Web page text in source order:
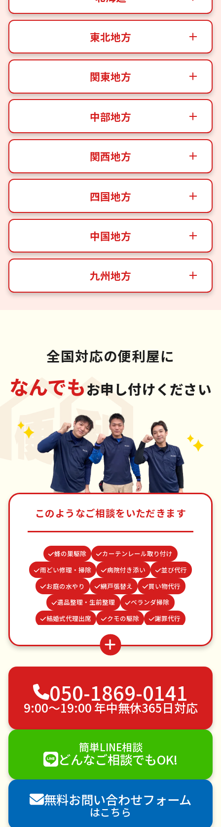
東北地方
関東地方
中部地方
関西地方
四国地方
中国地方
九州地方
全国対応の便利屋に
なんでもお申し付けください
このようなご相談をいただきます
蜂の巣駆除
カーテンレール取り付け
雨どい修理・掃除
病院付き添い
並び代行
お庭の水やり
網戸張替え
買い物代行
遺品整理・生前整理
ベランダ掃除
結婚式代理出席
クモの駆除
謝罪代行
ゴキブリ駆除
お墓参り代行
家具組立
波板張替え
つた・ツルの撤去
水道パッキン交換
不用品回収
ゴミ屋敷片付け
引っ越し
植木の剪定
植木の伐採
手すり取り付け
ペットのお世話
エアコンクリーニング
DIY・日曜大工
ハウスクリーニング
雪かき・雪下ろし
襖（ふすま）の張替え
空き家管理
各種代行
害獣駆除
防草シート施工
ナメクジ駆除
害虫駆除
050-1869-0141
9:00〜19:00 年中無休365日対応
簡単LINE相談
どんなご相談でもOK!
無料お問い合わせフォーム
はこちら